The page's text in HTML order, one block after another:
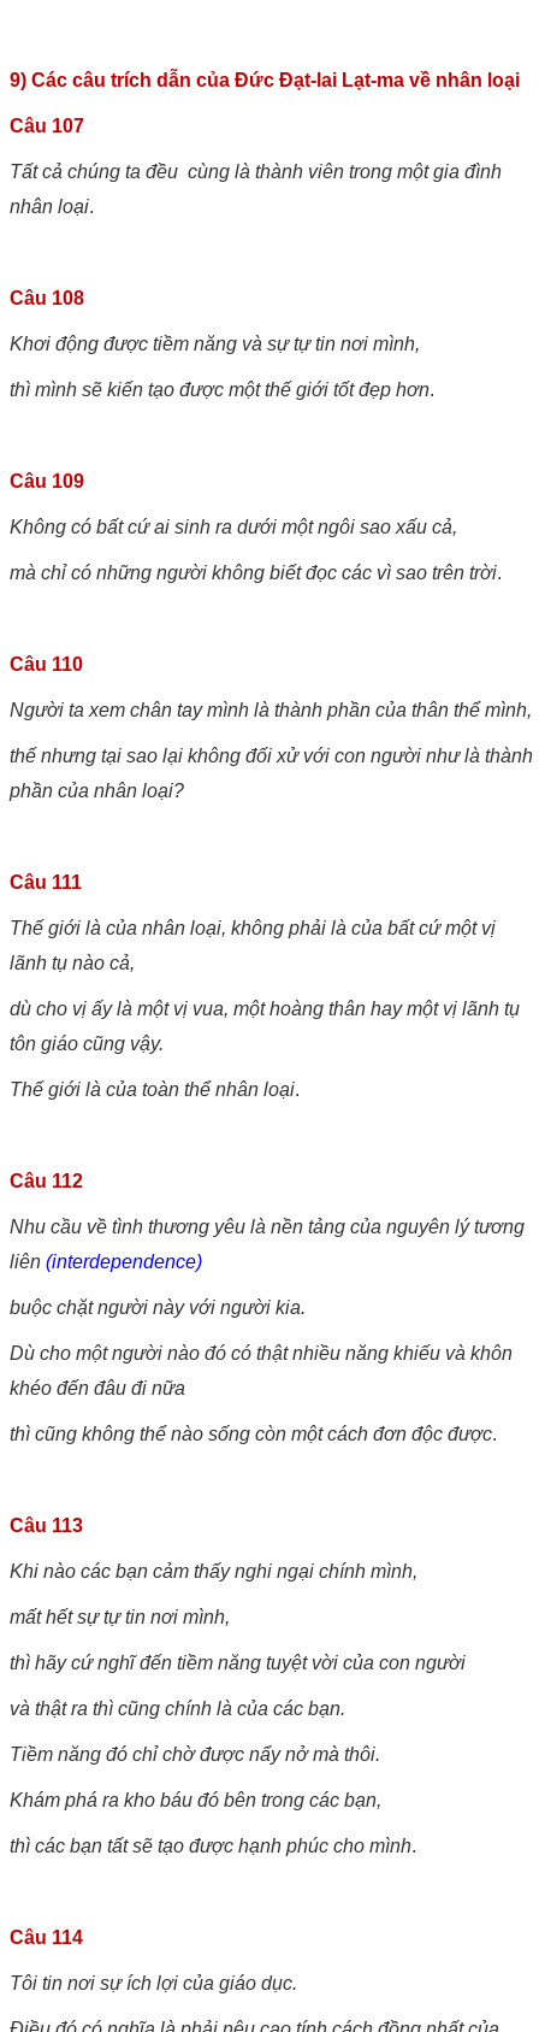
9) Các câu trích dẫn của Đức Đạt-lai Lạt-ma về nhân loại
Câu 107
Tất cả chúng ta đều cùng là thành viên trong một gia đình
nhân loại.
Câu 108
Khơi động được tiềm năng và sự tự tin nơi mình,
thì mình sẽ kiến tạo được một thế giới tốt đẹp hơn.
Câu 109
Không có bất cứ ai sinh ra dưới một ngôi sao xấu cả,
mà chỉ có những người không biết đọc các vì sao trên trời.
Câu 110
Người ta xem chân tay mình là thành phần của thân thể mình,
thế nhưng tại sao lại không đối xử với con người như là thành
phần của nhân loại?
Câu 111
Thế giới là của nhân loại, không phải là của bất cứ một vị
lãnh tụ nào cả,
dù cho vị ấy là một vị vua, một hoàng thân hay một vị lãnh tụ
tôn giáo cũng vậy.
Thế giới là của toàn thể nhân loại.
Câu 112
Nhu cầu về tình thương yêu là nền tảng của nguyên lý tương
liên (interdependence)
buộc chặt người này với người kia.
Dù cho một người nào đó có thật nhiều năng khiếu và khôn
khéo đến đâu đi nữa
thì cũng không thể nào sống còn một cách đơn độc được.
Câu 113
Khi nào các bạn cảm thấy nghi ngại chính mình,
mất hết sự tự tin nơi mình,
thì hãy cứ nghĩ đến tiềm năng tuyệt vời của con người
và thật ra thì cũng chính là của các bạn.
Tiềm năng đó chỉ chờ được nẩy nở mà thôi.
Khám phá ra kho báu đó bên trong các bạn,
thì các bạn tất sẽ tạo được hạnh phúc cho mình.
Câu 114
Tôi tin nơi sự ích lợi của giáo dục.